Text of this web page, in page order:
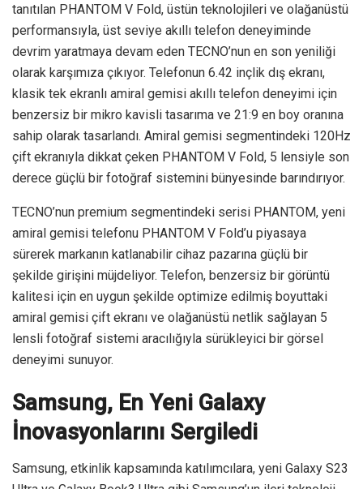
tanıtılan PHANTOM V Fold, üstün teknolojileri ve olağanüstü
performansıyla, üst seviye akıllı telefon deneyiminde
devrim yaratmaya devam eden TECNO’nun en son yeniliği
olarak karşımıza çıkıyor. Telefonun 6.42 inçlik dış ekranı,
klasik tek ekranlı amiral gemisi akıllı telefon deneyimi için
benzersiz bir mikro kavisli tasarıma ve 21:9 en boy oranına
sahip olarak tasarlandı. Amiral gemisi segmentindeki 120Hz
çift ekranıyla dikkat çeken PHANTOM V Fold, 5 lensiyle son
derece güçlü bir fotoğraf sistemini bünyesinde barındırıyor.
TECNO’nun premium segmentindeki serisi PHANTOM, yeni
amiral gemisi telefonu PHANTOM V Fold’u piyasaya
sürerek markanın katlanabilir cihaz pazarına güçlü bir
şekilde girişini müjdeliyor. Telefon, benzersiz bir görüntü
kalitesi için en uygun şekilde optimize edilmiş boyuttaki
amiral gemisi çift ekranı ve olağanüstü netlik sağlayan 5
lensli fotoğraf sistemi aracılığıyla sürükleyici bir görsel
deneyimi sunuyor.
Samsung, En Yeni Galaxy
İnovasyonlarını Sergiledi
Samsung, etkinlik kapsamında katılımcılara, yeni Galaxy S23